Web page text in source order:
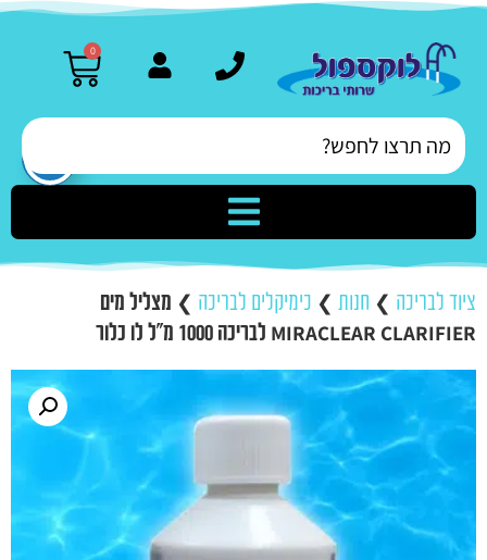
0
ציוד לבריכה ❯ חנות ❯ כימיקלים לבריכה ❯ מצליל מים
MIRACLEAR CLARIFIER לבריכה 1000 מ"ל לו כלור